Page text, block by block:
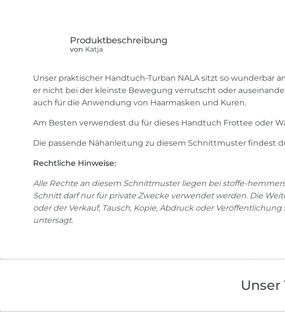
von Katja
Unser praktischer Handtuch-Turban NALA sitzt so wunderbar
er nicht bei der kleinste Bewegung verrutscht oder
auch für die Anwendung von Haarmasken und Kuren.
Am Besten verwendest du für dieses Handtuch Frottee oder
Die passende Nähanleitung zu diesem Schnittmuster findest
Rechtliche Hinweise:
Alle Rechte an diesem Schnittmuster liegen bei stoffe-
Schnitt darf nur für private Zwecke verwendet werden. Die
oder der Verkauf, Tausch, Kopie, Abdruck oder Veröffentlichung
untersagt.
Unser